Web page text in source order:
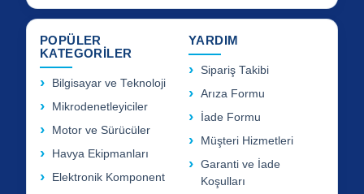
POPÜLER
KATEGORİLER
Bilgisayar ve Teknoloji
Mikrodenetleyiciler
Motor ve Sürücüler
Havya Ekipmanları
Elektronik Komponent
YARDIM
Sipariş Takibi
Arıza Formu
İade Formu
Müşteri Hizmetleri
Garanti ve İade
Koşulları